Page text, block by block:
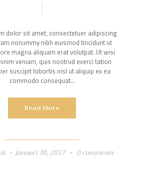
dolor sit amet, consectetuer adipiscing
nonummy nibh euismod tincidunt ut
magna aliquam erat volutpat. Ut wisi
veniam, quis nostrud exerci tation
suscipit lobortis nisl ut aliquip ex ea
commodo consequat…
Read More
januari 30, 2017 0comments